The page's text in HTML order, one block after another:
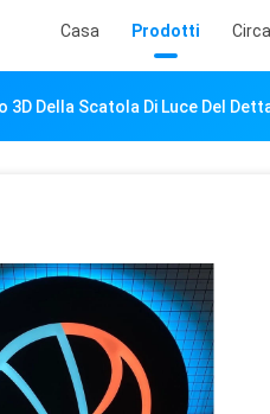
Casa Prodotti
Della Scatola Di Luce Del